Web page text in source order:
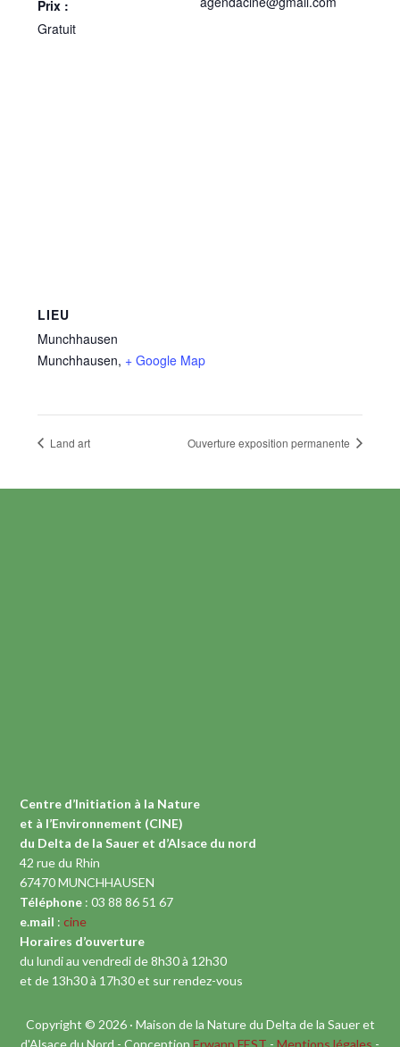
Prix :
Gratuit
LIEU
Munchhausen
Munchhausen, + Google Map
Land art Ouverture exposition permanente
Centre d’Initiation à la Nature
et à l’Environnement (CINE)
du Delta de la Sauer et d’Alsace du nord
42 rue du Rhin
67470 MUNCHHAUSEN
Téléphone : 03 88 86 51 67
e.mail :cine
Horaires d’ouverture
du lundi au vendredi de 8h30 à 12h30
et de 13h30 à 17h30 et sur rendez-vous
Copyright © 2026 · Maison de la Nature du Delta de la Sauer et